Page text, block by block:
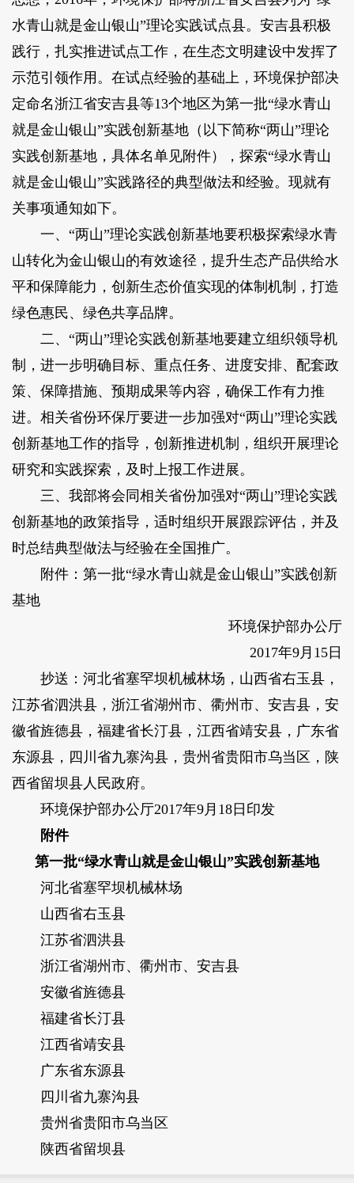
水青山就是金山银山”理论实践试点县。安吉县积极
践行，扎实推进试点工作，在生态文明建设中发挥了
示范引领作用。在试点经验的基础上，环境保护部决
定命名浙江省安吉县等13个地区为第一批“绿水青山
就是金山银山”实践创新基地（以下简称“两山”理论
实践创新基地，具体名单见附件），探索“绿水青山
就是金山银山”实践路径的典型做法和经验。现就有
关事项通知如下。
一、“两山”理论实践创新基地要积极探索绿水青
山转化为金山银山的有效途径，提升生态产品供给水
平和保障能力，创新生态价值实现的体制机制，打造
绿色惠民、绿色共享品牌。
二、“两山”理论实践创新基地要建立组织领导机
制，进一步明确目标、重点任务、进度安排、配套政
策、保障措施、预期成果等内容，确保工作有力推
进。相关省份环保厅要进一步加强对“两山”理论实践
创新基地工作的指导，创新推进机制，组织开展理论
研究和实践探索，及时上报工作进展。
三、我部将会同相关省份加强对“两山”理论实践
创新基地的政策指导，适时组织开展跟踪评估，并及
时总结典型做法与经验在全国推广。
附件：第一批“绿水青山就是金山银山”实践创新
基地
环境保护部办公厅
2017年9月15日
抄送：河北省塞罕坝机械林场，山西省右玉县，
江苏省泗洪县，浙江省湖州市、衢州市、安吉县，安
徽省旌德县，福建省长汀县，江西省靖安县，广东省
东源县，四川省九寨沟县，贵州省贵阳市乌当区，陕
西省留坝县人民政府。
环境保护部办公厅2017年9月18日印发
附件
第一批“绿水青山就是金山银山”实践创新基地
河北省塞罕坝机械林场
山西省右玉县
江苏省泗洪县
浙江省湖州市、衢州市、安吉县
安徽省旌德县
福建省长汀县
江西省靖安县
广东省东源县
四川省九寨沟县
贵州省贵阳市乌当区
陕西省留坝县